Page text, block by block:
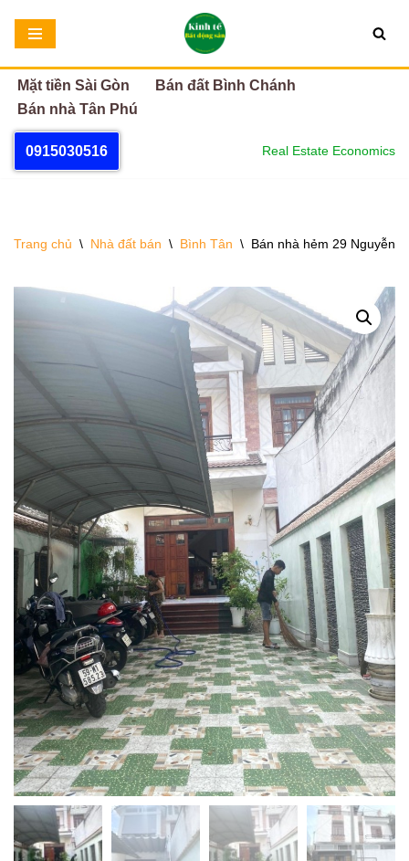
Chuyển
tới
nội
dung
Mặt tiền Sài Gòn
Bán đất Bình Chánh
Bán nhà Tân Phú
0915030516 Real Estate Economics
Trang chủ \ Nhà đất bán \ Bình Tân \ Bán nhà hẻm 29 Nguyễn